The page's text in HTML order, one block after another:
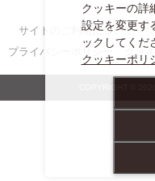
S-
サイトのご利用について
プライバシーポリシー
クッ
COPYRIGHT ©
クッキーの詳
設定を変更す
ックしてくだ
クッキーポリ